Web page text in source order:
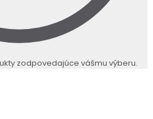
zodpovedajúce vášmu výberu.